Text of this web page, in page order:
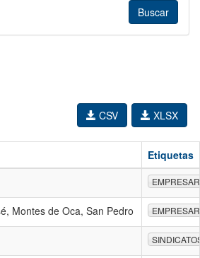
XLSX
CSV
Etiquetas
Montes de Oca, San Pedro